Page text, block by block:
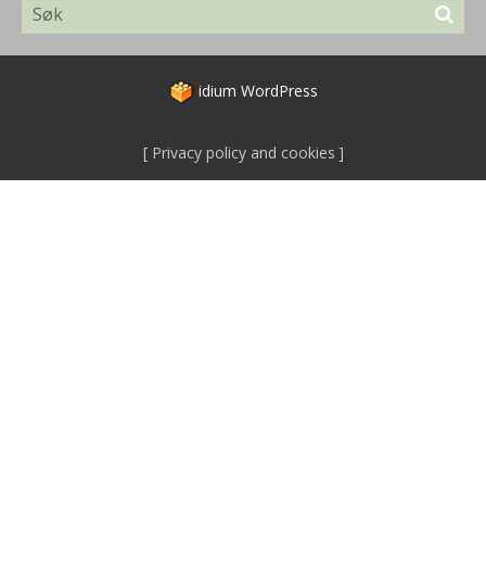
idium WordPress
Privacy policy and cookies